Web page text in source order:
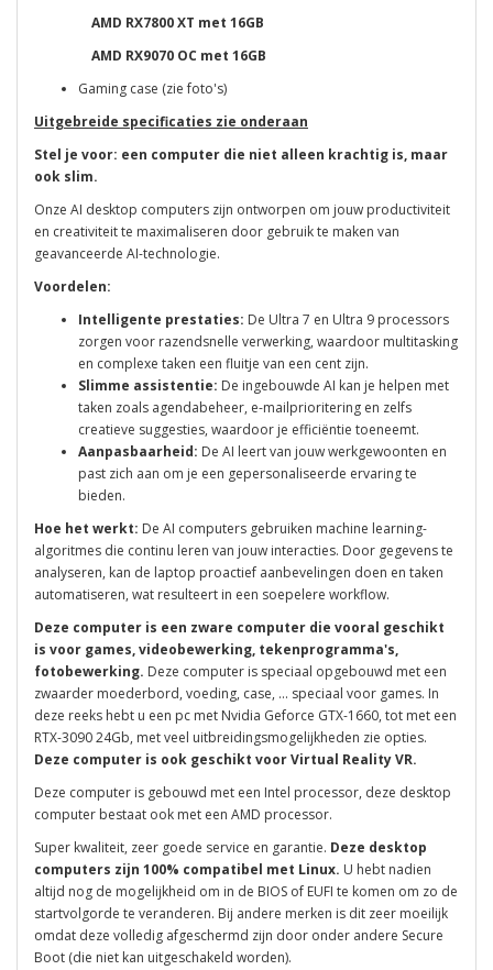
AMD RX7800 XT met 16GB
AMD RX9070 OC met 16GB
Gaming case (zie foto's)
Uitgebreide specificaties zie onderaan
Stel je voor: een computer die niet alleen krachtig is, maar
ook slim.
Onze AI desktop computers zijn ontworpen om jouw productiviteit
en creativiteit te maximaliseren door gebruik te maken van
geavanceerde AI-technologie.
Voordelen:
Intelligente prestaties: De Ultra 7 en Ultra 9 processors
zorgen voor razendsnelle verwerking, waardoor multitasking
en complexe taken een fluitje van een cent zijn.
Slimme assistentie: De ingebouwde AI kan je helpen met
taken zoals agendabeheer, e-mailprioritering en zelfs
creatieve suggesties, waardoor je efficiëntie toeneemt.
Aanpasbaarheid: De AI leert van jouw werkgewoonten en
past zich aan om je een gepersonaliseerde ervaring te
bieden.
Hoe het werkt: De AI computers gebruiken machine learning-
algoritmes die continu leren van jouw interacties. Door gegevens te
analyseren, kan de laptop proactief aanbevelingen doen en taken
automatiseren, wat resulteert in een soepelere workflow.
Deze computer is een zware computer die vooral geschikt
is voor games, videobewerking, tekenprogramma's,
fotobewerking. Deze computer is speciaal opgebouwd met een
zwaarder moederbord, voeding, case, ... speciaal voor games. In
deze reeks hebt u een pc met Nvidia Geforce GTX-1660, tot met een
RTX-3090 24Gb, met veel uitbreidingsmogelijkheden zie opties.
Deze computer is ook geschikt voor Virtual Reality VR.
Deze computer is gebouwd met een Intel processor, deze desktop
computer bestaat ook met een AMD processor.
Super kwaliteit, zeer goede service en garantie. Deze desktop
computers zijn 100% compatibel met Linux. U hebt nadien
altijd nog de mogelijkheid om in de BIOS of EUFI te komen om zo de
startvolgorde te veranderen. Bij andere merken is dit zeer moeilijk
omdat deze volledig afgeschermd zijn door onder andere Secure
Boot (die niet kan uitgeschakeld worden).